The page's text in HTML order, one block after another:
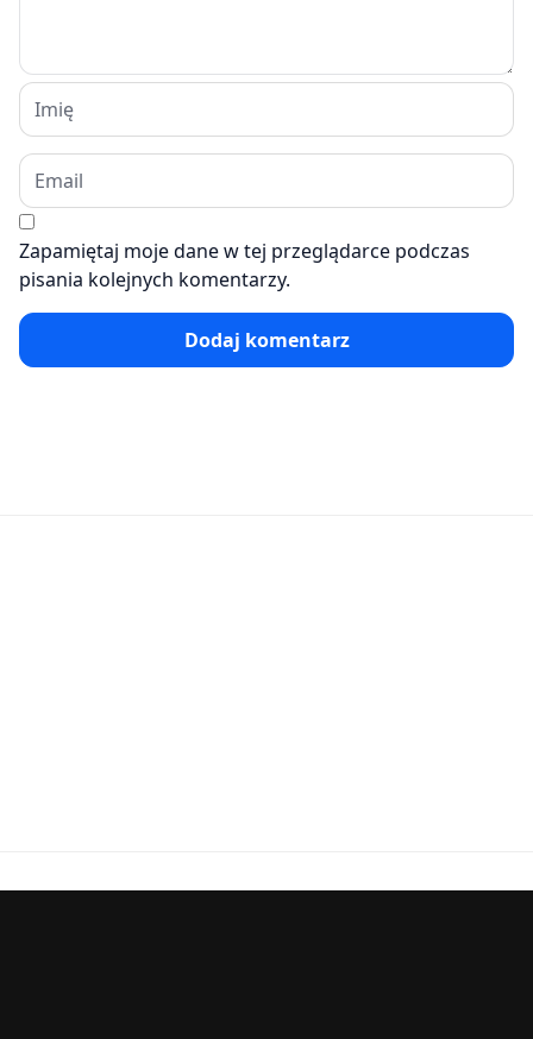
Zapamiętaj moje dane w tej przeglądarce podczas
pisania kolejnych komentarzy.
Dodaj komentarz